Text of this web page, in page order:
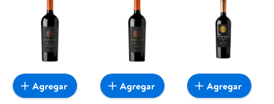
Agregar Agregar Agregar